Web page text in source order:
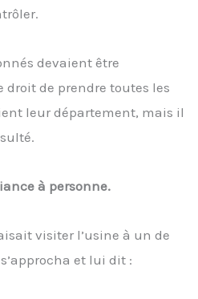
devaient être
de prendre toutes les
leur département, mais il
à personne.
visiter l’usine à un de
et lui dit :